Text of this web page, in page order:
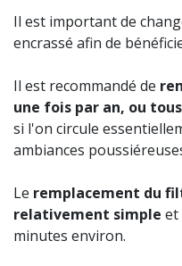
Il est important de
encrassé afin de
Il est recommandé de
une fois par an, ou
si l'on circule
ambiances
Le remplacement du
relativement simple et
minutes environ.